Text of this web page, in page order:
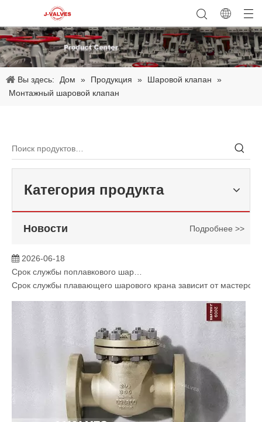
Вы здесь: Дом » Продукция » Шаровой клапан
»
Монтажный шаровой клапан
Категория продукта
Новости Подробнее >>
2026-06-08
Почему трехэксцентриковый дроссельный клапан стал основным выбором для современного промышленного управления жидкостями? Технологический прорыв J-VALVES